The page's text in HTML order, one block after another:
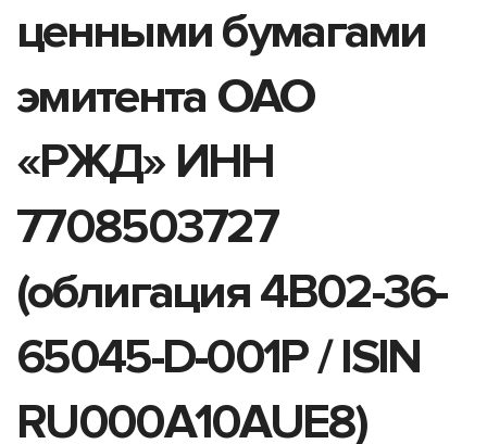
ценными бумагами
эмитента ОАО
«РЖД» ИНН
7708503727
(облигация 4B02-36-
65045-D-001P / ISIN
RU000A10AUE8)